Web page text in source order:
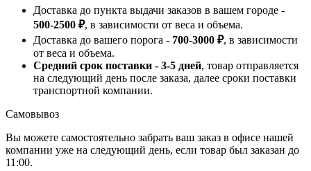
Доставка до пункта выдачи заказов в вашем городе -
500-2500 ₽, в зависимости от веса и объема.
Доставка до вашего порога - 700-3000 ₽, в зависимости
от веса и объема.
Средний срок поставки - 3-5 дней, товар отправляется
на следующий день после заказа, далее сроки поставки
транспортной компании.
Самовывоз
Вы можете самостоятельно забрать ваш заказ в офисе нашей
компании уже на следующий день, если товар был заказан до
11:00.